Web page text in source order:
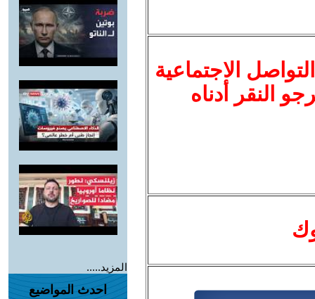
الاجتماعية
النقر أدناه
المزيد.....
احدث المواضيع